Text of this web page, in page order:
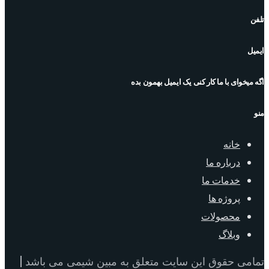
تلفن
ایمیل
اگه میخوای با ما کار کنی یک ایمیل بهمون بده
منو
خانه
درباره ما
خدمات ما
پروژه ها
محصولات
وبلاگ
تمامی حقوق این سایت متعلق به مبین شیمی می باشد |